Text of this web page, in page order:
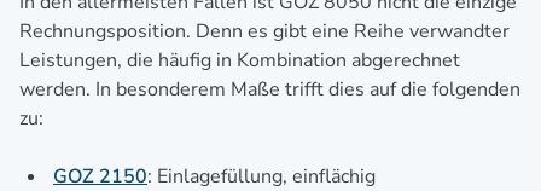
Rechnungsposition. Denn es gibt eine Reihe verwandter
Leistungen, die häufig in Kombination abgerechnet
werden. In besonderem Maße trifft dies auf die folgenden
zu:
GOZ 2150: Einlagefüllung, einflächig